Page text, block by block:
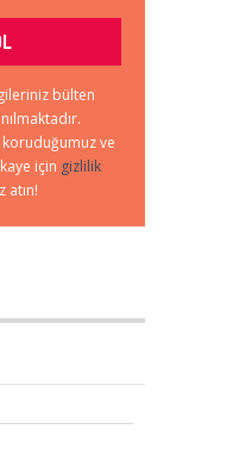
bülten
ve
için gizlilik
atın!